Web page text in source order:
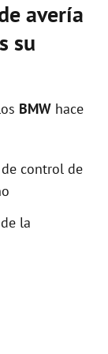
avería
su
BMW hace
control de
la